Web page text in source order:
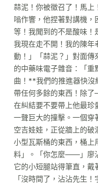
蒜泥！你被徵召了！馬上
嗡作響，他捏著對講機
等！我聞到的不是酸味！
我現在走不開！我的陳年
動！」「蒜泥？」對面
的中藥味電子雜音：「
曲！**我們的推進器快沒
帶任何多餘的東西！除
在糾結要不要帶上他最珍
一聲巨大的撞擊。一個穿
空吉娃娃，正從牆上的
小型瓦斯桶的東西，桶上
料」。「你怎麼——」廖
它的小短腿站得筆直，戴
「沒時間了，沾沾先生